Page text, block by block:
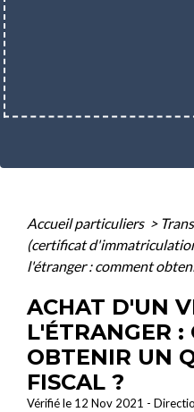
Accueil particuliers >
(certificat
l'étranger : comment
ACHAT D'UN
L'ÉTRANGER :
OBTENIR UN
FISCAL ?
Vérifié le 12 Nov 2021 -